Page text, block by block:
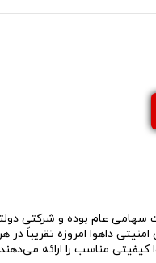
های امنیتی داهوا امروزه
مناسب را ارائه